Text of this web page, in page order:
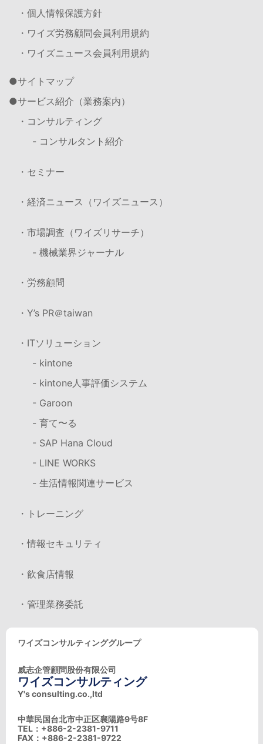
・個人情報保護方針
・ワイズ労務顧問会員利用規約
・ワイズニュース会員利用規約
サイトマップ
サービス紹介（業務案内）
・コンサルティング
- コンサルタント紹介
・セミナー
・経済ニュース（ワイズニュース）
・市場調査（ワイズリサーチ）
- 機械業界ジャーナル
・労務顧問
・Y’s PR＠taiwan
・ITソリューション
- kintone
- kintone人事評価システム
- Garoon
- 育て〜る
- SAP Hana Cloud
- LINE WORKS
- 生活情報関連サービス
・トレーニング
・情報セキュリティ
・飲食店情報
・管理業務委託
ワイズコンサルティンググループ
威志企管顧問股份有限公司
ワイズコンサルティング
Y's consulting.co.,ltd
中華民国台北市中正区襄陽路9号8F
TEL：+886-2-2381-9711
FAX：+886-2-2381-9722